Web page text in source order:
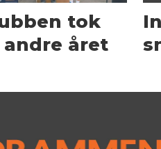
tok
året